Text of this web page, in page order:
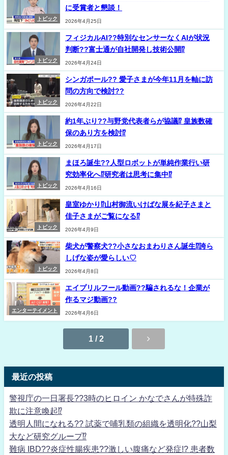
トピック
に受賞者と懇談！
2026年4月25日
トピック
フィジカルAI??特別なセンサーなくAIが状況
判断??富士通が自社開発し技術公開⁉
2026年4月24日
トピック
シンガポール?? 愛子さまが今年11月を軸に訪
問の方向で検討??
2026年4月22日
トピック
約1年ぶり??与野党代表者らが協議⁉ 皇族数確
保のあり方を検討⁉
2026年4月17日
トピック
まほろ誕生??人型ロボットが単純作業行い研
究効率化へ⁉研究者は思考に集中⁉
2026年4月16日
トピック
皇室ゆかり⁉山村御流いけばな展を紀子さまと
佳子さまがご覧になる⁉
2026年4月9日
トピック
柴犬が警察犬??小さなおまわりさん誕生⁉誇ら
しげな姿が愛らしい♡
2026年4月8日
エンターテイメント
エイプリルフール動画??騙されるな！企業が
作るマジ動画??
2026年4月6日
1 / 2
最近の投稿
警視庁の一日署長??3時のヒロイン かなでさんが特殊詐
欺に注意喚起⁉
透明人間になれる?? 試薬で哺乳類の組織を透明化??山梨
大など研究グループ⁉
難病 IBD??炎症性腸疾患??激しい腹痛など発症!? 患者数